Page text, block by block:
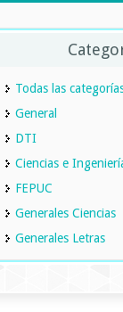
Todas las
General
DTI
Ciencias e
FEPUC
Generales Ciencias
Generales Letras